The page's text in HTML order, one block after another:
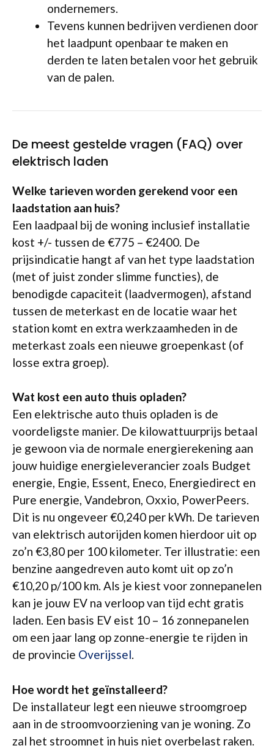
ondernemers.
Tevens kunnen bedrijven verdienen door
het laadpunt openbaar te maken en
derden te laten betalen voor het gebruik
van de palen.
De meest gestelde vragen (FAQ) over
elektrisch laden
Welke tarieven worden gerekend voor een
laadstation aan huis?
Een laadpaal bij de woning inclusief installatie
kost +/- tussen de €775 – €2400. De
prijsindicatie hangt af van het type laadstation
(met of juist zonder slimme functies), de
benodigde capaciteit (laadvermogen), afstand
tussen de meterkast en de locatie waar het
station komt en extra werkzaamheden in de
meterkast zoals een nieuwe groepenkast (of
losse extra groep).
Wat kost een auto thuis opladen?
Een elektrische auto thuis opladen is de
voordeligste manier. De kilowattuurprijs betaal
je gewoon via de normale energierekening aan
jouw huidige energieleverancier zoals Budget
energie, Engie, Essent, Eneco, Energiedirect en
Pure energie, Vandebron, Oxxio, PowerPeers.
Dit is nu ongeveer €0,240 per kWh. De tarieven
van elektrisch autorijden komen hierdoor uit op
zo’n €3,80 per 100 kilometer. Ter illustratie: een
benzine aangedreven auto komt uit op zo’n
€10,20 p/100 km. Als je kiest voor zonnepanelen
kan je jouw EV na verloop van tijd echt gratis
laden. Een basis EV eist 10 – 16 zonnepanelen
om een jaar lang op zonne-energie te rijden in
de provincie Overijssel.
Hoe wordt het geïnstalleerd?
De installateur legt een nieuwe stroomgroep
aan in de stroomvoorziening van je woning. Zo
zal het stroomnet in huis niet overbelast raken.